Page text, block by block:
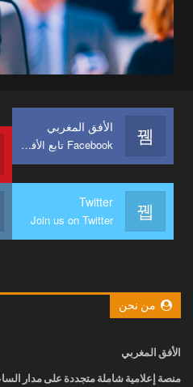
الأفق المغربي
Facebook تابع الأفق المغربي على
Twitter
Join us on Twitter
من نحن
الأفق المغربي
منصة إعلامية شاملة متجددة على مدار